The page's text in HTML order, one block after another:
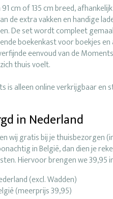
cm of 135 cm breed,
de extra vakken en handige
De set wordt compleet
boekenkast voor boekjes
eenvoud van de
thuis voelt.
is alleen online verkrijgbaar en
in Nederland
wij gratis bij je thuisbezorgen
in België, dan dien je
Hiervoor brengen we 39,95
(excl. Wadden)
(meerprijs 39,95)